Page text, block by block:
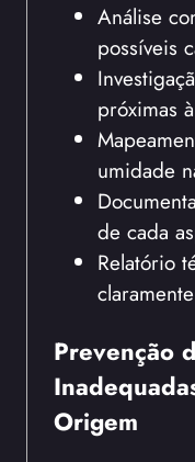
Análise
possíveis
próximas
umidade
de cada
Relatório
Prevenção
Origem